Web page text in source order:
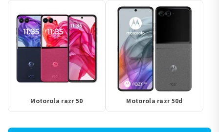
Motorola razr 50 Motorola razr 50d